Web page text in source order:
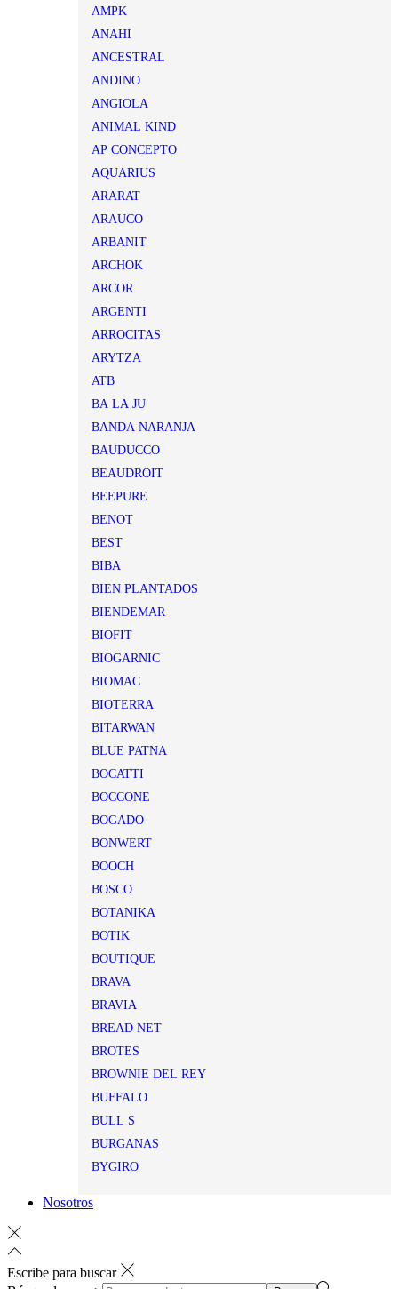
AMPK
ANAHI
ANCESTRAL
ANDINO
ANGIOLA
ANIMAL KIND
AP CONCEPTO
AQUARIUS
ARARAT
ARAUCO
ARBANIT
ARCHOK
ARCOR
ARGENTI
ARROCITAS
ARYTZA
ATB
BA LA JU
BANDA NARANJA
BAUDUCCO
BEAUDROIT
BEEPURE
BENOT
BEST
BIBA
BIEN PLANTADOS
BIENDEMAR
BIOFIT
BIOGARNIC
BIOMAC
BIOTERRA
BITARWAN
BLUE PATNA
BOCATTI
BOCCONE
BOGADO
BONWERT
BOOCH
BOSCO
BOTANIKA
BOTIK
BOUTIQUE
BRAVA
BRAVIA
BREAD NET
BROTES
BROWNIE DEL REY
BUFFALO
BULL S
BURGANAS
BYGIRO
Nosotros
Escribe para buscar